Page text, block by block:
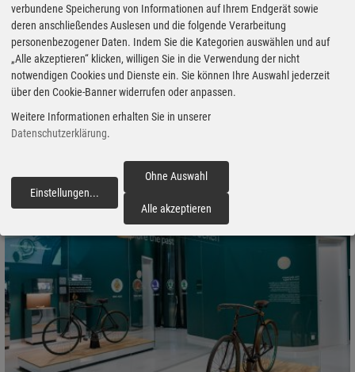
Rändern der Strecke: Von der „Motorworld Manufaktur“ (Berlin-
Spandau) ging es am ersten Tag zu den Möpsen der Stadt
Brandenburg an der Havel. „Vicco“ von Bülow – in Deutschland
besser bekannt als „Loriot“ – wurde dort 1923 geboren, sodass seit
vielen Jahren kleine Mops-Statuen (der Lieblingshund des
Domstadt bevölkern.
verbundene Speicherung von Informationen auf Ihrem Endgerät sowie
deren anschließendes Auslesen und die folgende Verarbeitung
personenbezogener Daten. Indem Sie die Kategorien auswählen und auf
„Alle akzeptieren“ klicken, willigen Sie in die Verwendung der nicht
notwendigen Cookies und Dienste ein. Sie können Ihre Auswahl jederzeit
über den Cookie-Banner widerrufen oder anpassen.
Weitere Informationen erhalten Sie in unserer
Datenschutzerklärung.
Einstellungen...
Ohne Auswahl
Alle akzeptieren